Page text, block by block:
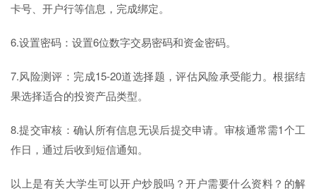
卡号、开户行等信息，完成绑定。‌
6.设置密码‌：设置6位数字交易密码和资金密码。‌
7.风险测评‌：完成15-20道选择题，评估风险承受能力。根据结
果选择适合的投资产品类型。‌
8.提交审核‌：确认所有信息无误后提交申请。审核通常需1个工
作日，通过后收到短信通知。
以上是有关大学生可以开户炒股吗？开户需要什么资料？的解